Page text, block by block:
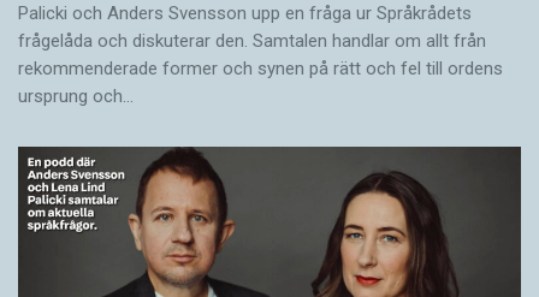
Palicki och Anders Svensson upp en fråga ur Språkrådets
frågelåda och diskuterar den. Samtalen handlar om allt från
rekommenderade former och synen på rätt och fel till ordens
ursprung och…